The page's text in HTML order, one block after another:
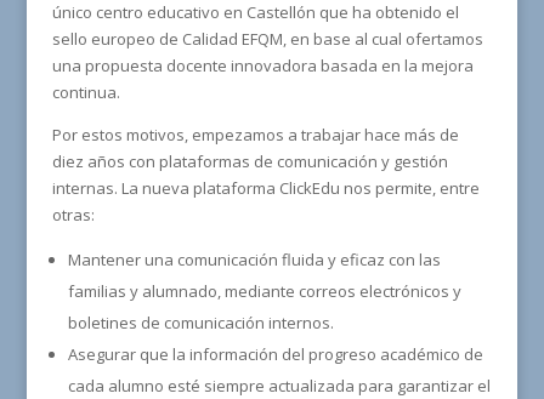
único centro educativo en Castellón que ha obtenido el
sello europeo de Calidad EFQM, en base al cual ofertamos
una propuesta docente innovadora basada en la mejora
continua.
Por estos motivos, empezamos a trabajar hace más de
diez años con plataformas de comunicación y gestión
internas. La nueva plataforma ClickEdu nos permite, entre
otras:
Mantener una comunicación fluida y eficaz con las
familias y alumnado, mediante correos electrónicos y
boletines de comunicación internos.
Asegurar que la información del progreso académico de
cada alumno esté siempre actualizada para garantizar el